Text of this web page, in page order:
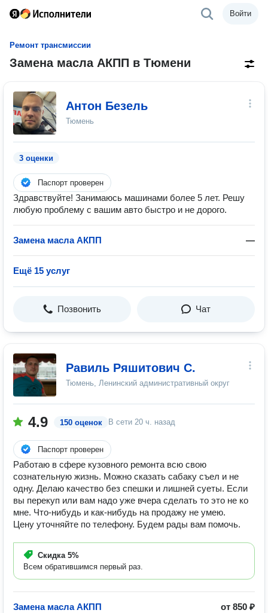
Войти
Ремонт трансмиссии
Замена масла АКПП в Тюмени
Антон Безель
Тюмень
3 оценки
Паспорт проверен
Здравствуйте! Занимаюсь машинами более 5 лет. Решу
любую проблему с вашим авто быстро и не дорого.
Замена масла АКПП —
Ещё 15 услуг
Позвонить Чат
Равиль Ряшитович С.
Тюмень, Ленинский административный округ
4.9 150 оценок В сети 20 ч. назад
Паспорт проверен
Работаю в сфере кузовного ремонта всю свою
сознательную жизнь. Можно сказать сабаку съел и не
одну. Делаю качество без спешки и лишней суеты. Если
вы перекуп или вам надо уже вчера сделать то это не ко
мне. Что-нибудь и как-нибудь на продажу не умею.
Цену уточняйте по телефону. Будем рады вам помочь.
Скидка 5%
Всем обратившимся первый раз.
Замена масла АКПП
от 850 ₽